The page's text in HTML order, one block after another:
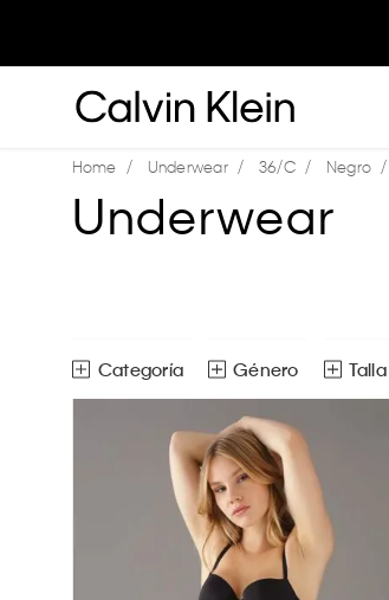
Underwear 36/C Negro
Underwear
Género
Mujer
Talla